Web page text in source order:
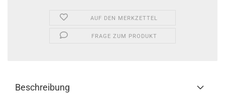
AUF DEN MERKZETTEL
FRAGE ZUM PRODUKT
Beschreibung